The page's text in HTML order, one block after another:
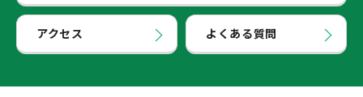
アクセス よくある質問